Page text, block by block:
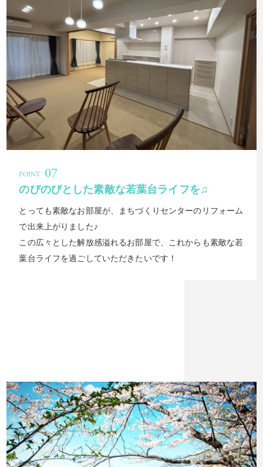
のびのびとした素敵な若葉台ライフを♫
とっても素敵なお部屋が、まちづくりセンターのリフォーム
で出来上がりました♪
この広々とした解放感溢れるお部屋で、これからも素敵な若
葉台ライフを過ごしていただきたいです！